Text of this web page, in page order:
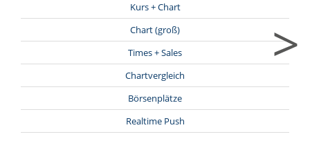
Kurs + Chart
Chart (groß)
Times + Sales
Chartvergleich
Börsenplätze
Realtime Push
>